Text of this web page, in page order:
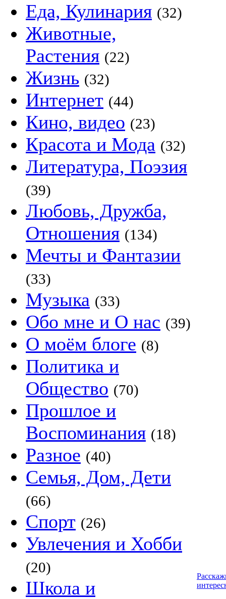
Еда, Кулинария (32)
Животные,
Растения (22)
Жизнь (32)
Интернет (44)
Кино, видео (23)
Красота и Мода (32)
Литература, Поэзия
(39)
Любовь, Дружба,
Отношения (134)
Мечты и Фантазии
(33)
Музыка (33)
Обо мне и О нас (39)
О моём блоге (8)
Политика и
Общество (70)
Прошлое и
Воспоминания (18)
Разное (40)
Семья, Дом, Дети
(66)
Спорт (26)
Увлечения и Хобби
(20)
Школа и